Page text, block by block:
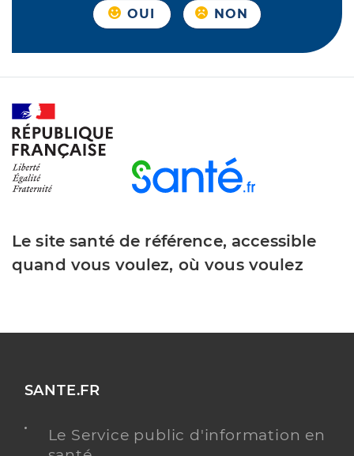
OUI NON
Le site santé de référence, accessible
quand vous voulez, où vous voulez
SANTE.FR
Le Service public d'information en